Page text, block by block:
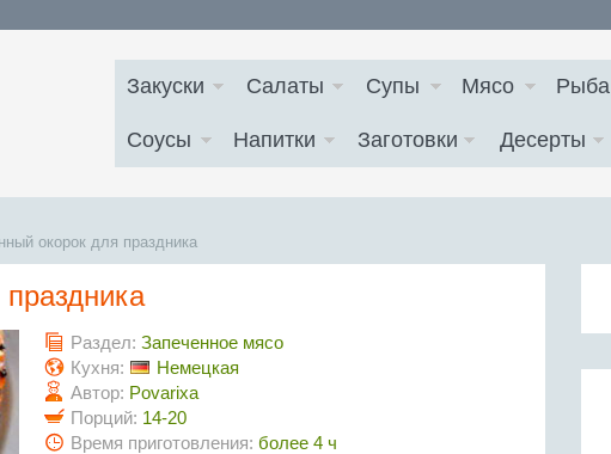
Закуски Салаты Супы Мясо Рыба
Соусы Напитки Заготовки Десерты
окорок для праздника
Раздел: Запеченное мясо
Кухня:
Немецкая
Автор: Povarixa
Порций: 14-20
Время приготовления: более 4 ч